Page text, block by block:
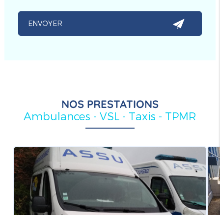
NOS PRESTATIONS
Ambulances - VSL - Taxis - TPMR